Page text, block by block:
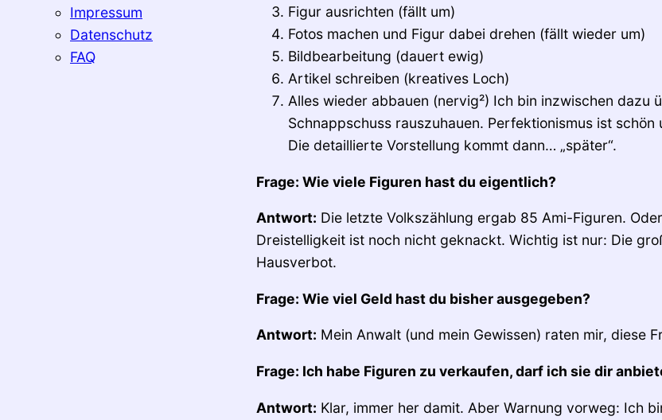
Impressum
Datenschutz
FAQ
Figur ausrichten (fällt um)
Fotos machen und Figur dabei drehen (fällt wieder um)
Bildbearbeitung (dauert ewig)
Artikel schreiben (kreatives Loch)
Alles wieder abbauen (nervig²) Ich bin inzwischen dazu
Schnappschuss rauszuhauen. Perfektionismus ist
Die detaillierte Vorstellung kommt dann… „später“.
Frage: Wie viele Figuren hast du eigentlich?
Antwort: Die letzte Volkszählung ergab 85 Ami-Figuren.
Dreistelligkeit ist noch nicht geknackt. Wichtig ist nur: Die
Hausverbot.
Frage: Wie viel Geld hast du bisher ausgegeben?
Antwort: Mein Anwalt (und mein Gewissen) raten mir, diese
Frage: Ich habe Figuren zu verkaufen, darf ich sie dir
Antwort: Klar, immer her damit. Aber Warnung vorweg: Ich